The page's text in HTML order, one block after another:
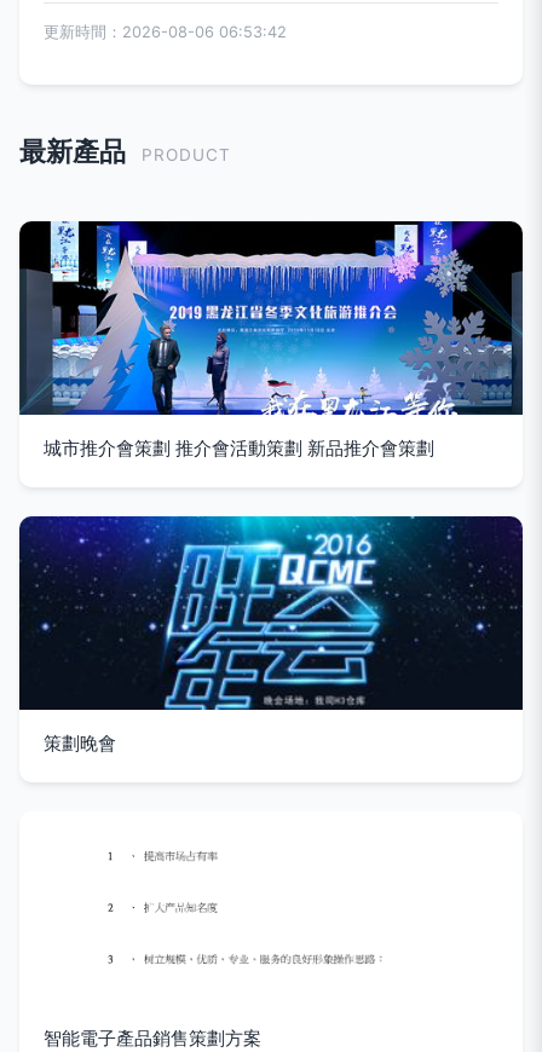
更新時間：2026-08-06 06:53:42
最新產品 PRODUCT
城市推介會策劃 推介會活動策劃 新品推介會策劃
策劃晚會
智能電子產品銷售策劃方案